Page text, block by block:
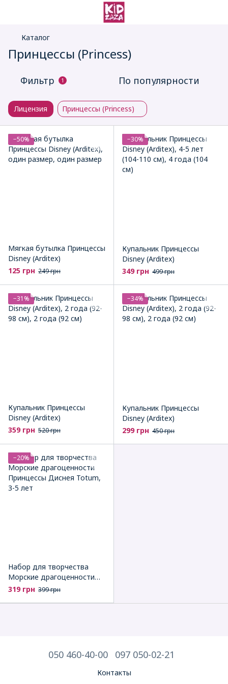
Каталог
Принцессы (Princess)
Фильтр 1 По популярности
Лицензия Принцессы (Princess)
−50%
Мягкая бутылка Принцессы
Disney (Arditex)
125 грн 249 грн
−30%
Купальник Принцессы
Disney (Arditex)
349 грн 499 грн
−31%
Купальник Принцессы
Disney (Arditex)
359 грн 520 грн
−34%
Купальник Принцессы
Disney (Arditex)
299 грн 450 грн
−20%
Набор для творчества
Морские драгоценности
Принцессы Диснея Totum
319 грн 399 грн
050 460-40-00 097 050-02-21
Контакты